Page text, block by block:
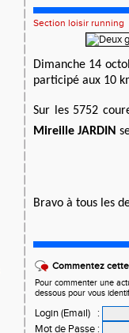
Section loisir running
Dimanche 14
participé aux 10
Sur les 5752
Mireille JARDIN
Bravo à tous les
Commentez
Pour commenter une
dessous pour vous
Login (Email)
:
Mot de Passe :